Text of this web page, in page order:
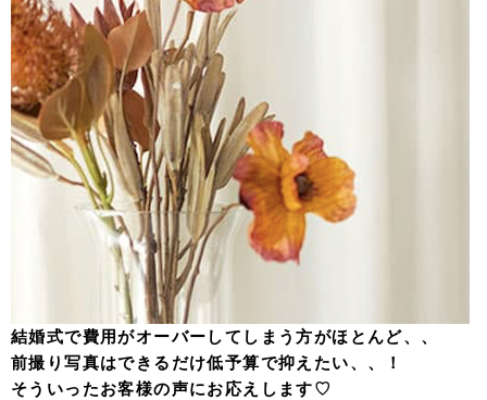
結婚式で費用がオーバーしてしまう方がほとんど、、
前撮り写真はできるだけ低予算で抑えたい、、！
そういったお客様の声にお応えします♡